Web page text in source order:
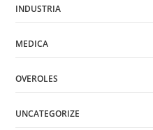
INDUSTRIA
MEDICA
OVEROLES
UNCATEGORIZE